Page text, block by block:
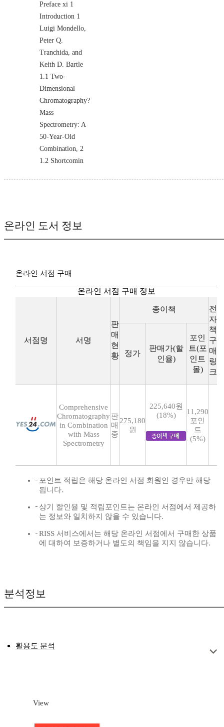
Preface xi 1
Introduction 1
Luigi Mondello,
Peter Q.
Tranchida, and
Keith D. Bartle
1.1 Two-
Dimensional
Chromatography?
Mass
Spectrometry: A
50-Year-Old
Combination, 2
1.2 Shortcomin
온라인 도서 정보
온라인 서점 구매
온라인 서점 구매 정보
서점명 서명
판
매
현
황
종이책
전
자
책
구
매
링
크
정가
판매가(할
인율)
포인
트(포
인트
몰)
Comprehensive
Chromatography
in Combination
with Mass
Spectrometry
판
매
중
275,180
원
225,640원
(18%)
11,290
포인
트
(5%)
포인트 적립은 해당 온라인 서점 회원인 경우만 해당
됩니다.
상기 할인율 및 적립포인트는 온라인 서점에서 제공하
는 정보와 일치하지 않을 수 있습니다.
RISS 서비스에서는 해당 온라인 서점에서 구매한 상품
에 대하여 보증하거나 별도의 책임을 지지 않습니다.
분석정보
활용도 분석
View